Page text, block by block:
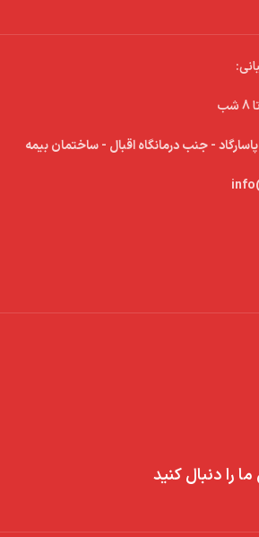
- جنب درمانگاه اقبال - ساختمان بیمه
را دنبال کنید